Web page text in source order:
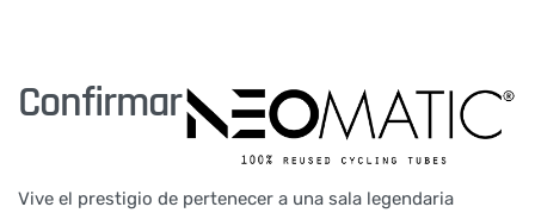
Confirmar
Vive el prestigio de pertenecer a una sala legendaria